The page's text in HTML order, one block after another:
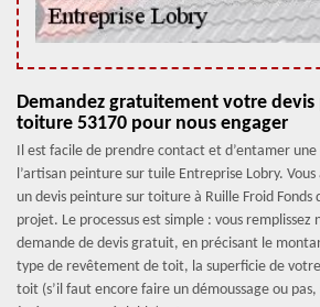
Demandez gratuitement votre
toiture 53170 pour nous engager
Il est facile de prendre contact et d’entamer
l’artisan peinture sur tuile Entreprise Lobry.
un devis peinture sur toiture à Ruille Froid Fonds
projet. Le processus est simple : vous
demande de devis gratuit, en précisant le
type de revêtement de toit, la superficie de
toit (s’il faut encore faire un démoussage ou pas,